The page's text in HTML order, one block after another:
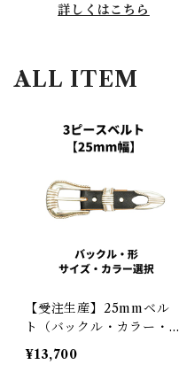
詳しくはこちら
ALL ITEM
【受注生産】25mmベル
ト（バックル・カラー・サ
イズ・剣先）
¥13,700